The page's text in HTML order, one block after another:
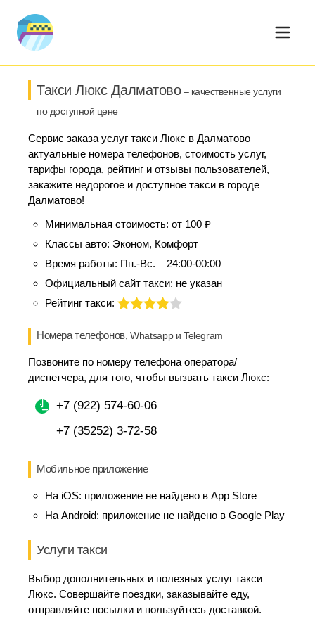
Такси Люкс Далматово– качественные услуги
по доступной цене
Сервис заказа услуг такси Люкс в Далматово –
актуальные номера телефонов, стоимость услуг,
тарифы города, рейтинг и отзывы пользователей,
закажите недорогое и доступное такси в городе
Далматово!
Минимальная стоимость: от 100 ₽
Классы авто: Эконом, Комфорт
Время работы: Пн.-Вс. – 24:00-00:00
Официальный сайт такси: не указан
Рейтинг такси:
Номера телефонов, Whatsapp и Telegram
Позвоните по номеру телефона оператора/
диспетчера, для того, чтобы вызвать такси Люкс:
+7 (922) 574-60-06
+7 (35252) 3-72-58
Мобильное приложение
На iOS: приложение не найдено в App Store
На Android: приложение не найдено в Google Play
Услуги такси
Выбор дополнительных и полезных услуг такси
Люкс. Совершайте поездки, заказывайте еду,
отправляйте посылки и пользуйтесь доставкой.